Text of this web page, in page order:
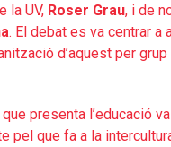
la UV, Roser Grau, i de
. El debat es va centrar a
d’aquest per
presenta l’educació
pel que fa a la